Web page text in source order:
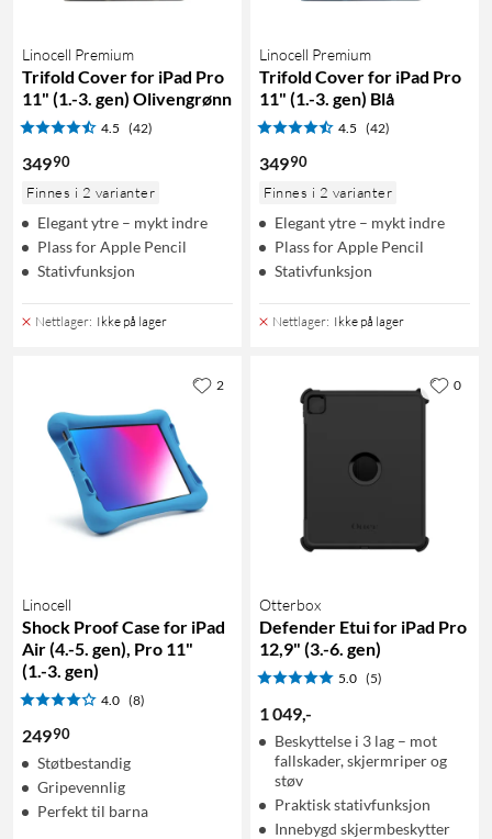
Linocell Premium
Trifold Cover for iPad Pro
11" (1.-3. gen) Olivengrønn
4.5 (42)
34990
Finnes i 2 varianter
Elegant ytre – mykt indre
Plass for Apple Pencil
Stativfunksjon
Nettlager: Ikke på lager
Linocell Premium
Trifold Cover for iPad Pro
11" (1.-3. gen) Blå
4.5 (42)
34990
Finnes i 2 varianter
Elegant ytre – mykt indre
Plass for Apple Pencil
Stativfunksjon
Nettlager: Ikke på lager
Linocell
Shock Proof Case for iPad
Air (4.-5. gen), Pro 11"
(1.-3. gen)
4.0 (8)
24990
Støtbestandig
Gripevennlig
Perfekt til barna
2
Otterbox
Defender Etui for iPad Pro
12,9" (3.-6. gen)
5.0 (5)
1 049,-
Beskyttelse i 3 lag – mot
fallskader, skjermriper og
støv
Praktisk stativfunksjon
Innebygd skjermbeskytter
0